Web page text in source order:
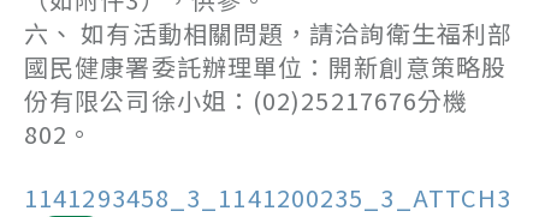
六、 如有活動相關問題，請洽詢衛生福利部
國民健康署委託辦理單位：開新創意策略股
份有限公司徐小姐：(02)25217676分機
802。
1141293458_3_1141200235_3_ATTCH3